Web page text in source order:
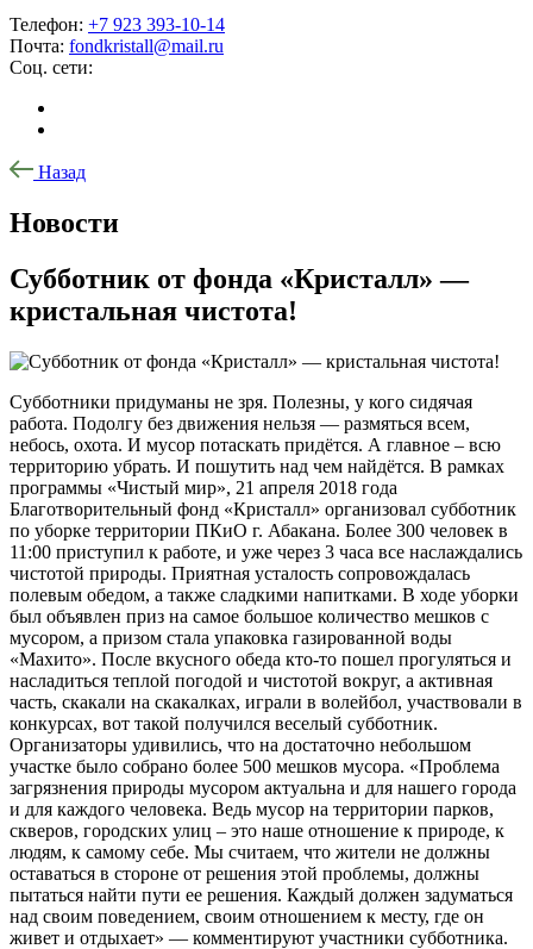
Телефон: +7 923 393-10-14
Почта: fondkristall@mail.ru
Соц. сети:
Назад
Новости
Субботник от фонда «Кристалл» —
кристальная чистота!
Субботники придуманы не зря. Полезны, у кого сидячая
работа. Подолгу без движения нельзя — размяться всем,
небось, охота. И мусор потаскать придётся. А главное – всю
территорию убрать. И пошутить над чем найдётся. В рамках
программы «Чистый мир», 21 апреля 2018 года
Благотворительный фонд «Кристалл» организовал субботник
по уборке территории ПКиО г. Абакана. Более 300 человек в
11:00 приступил к работе, и уже через 3 часа все наслаждались
чистотой природы. Приятная усталость сопровождалась
полевым обедом, а также сладкими напитками. В ходе уборки
был объявлен приз на самое большое количество мешков с
мусором, а призом стала упаковка газированной воды
«Махито». После вкусного обеда кто-то пошел прогуляться и
насладиться теплой погодой и чистотой вокруг, а активная
часть, скакали на скакалках, играли в волейбол, участвовали в
конкурсах, вот такой получился веселый субботник.
Организаторы удивились, что на достаточно небольшом
участке было собрано более 500 мешков мусора. «Проблема
загрязнения природы мусором актуальна и для нашего города
и для каждого человека. Ведь мусор на территории парков,
скверов, городских улиц – это наше отношение к природе, к
людям, к самому себе. Мы считаем, что жители не должны
оставаться в стороне от решения этой проблемы, должны
пытаться найти пути ее решения. Каждый должен задуматься
над своим поведением, своим отношением к месту, где он
живет и отдыхает» — комментируют участники субботника.